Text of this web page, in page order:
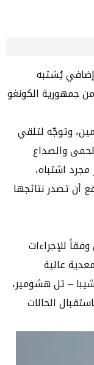
يُشتبه
جمهورية الكونغو
وتوجّه لتلقي
والصداع
اشتباه،
أن تصدر نتائجها
للإجراءات
عالية
– تل هشومير،
الحالات